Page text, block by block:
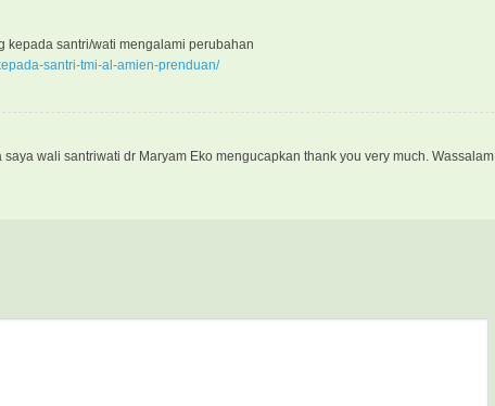
kepada santri/wati mengalami perubahan
santri-tmi-al-amien-prenduan/
wali santriwati dr Maryam Eko mengucapkan thank you very much. Wassalam